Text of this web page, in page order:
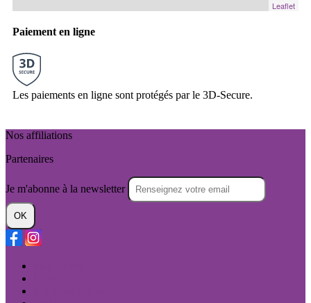
Leaflet
Paiement en ligne
Les paiements en ligne sont protégés par le 3D-Secure.
Nos affiliations
Partenaires
Je m'abonne à la newsletter
OK